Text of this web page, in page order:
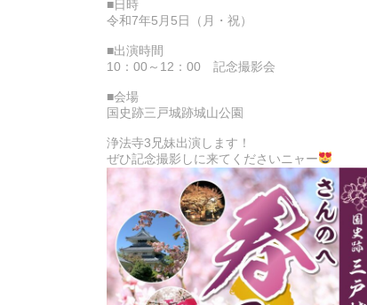
■日時
令和7年5月5日（月・祝）
■出演時間
10：00～12：00 記念撮影会
■会場
国史跡三戸城跡城山公園
浄法寺3兄妹出演します！
ぜひ記念撮影しに来てくださいニャー